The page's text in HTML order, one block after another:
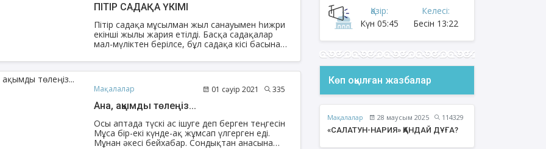
ПІТІР САДАҚА ҮКІМІ
Пітір садақа мұсылман жыл санауымен һижри
екінші жылы жария етілді. Басқа садақалар
мал-мүліктен берілсе, бұл садақа кісі басына
«(Садақа беріп) өзін тазартқан әрі
Раббысының есімін еске алып, намаз оқыған
сүресі, 14-15 аяттар).
Мақалалар 01 сәуір 2021 335
Ана, ақымды төлеңіз...
Осы аптада түскі ас ішуге деп берген теңгесін
Мұса бір-екі күнде-ақ жұмсап үлгерген еді.
Мұнан әкесі бейхабар. Сондықтан анасына
Қазір:
Күн 05:45
Келесі:
Бесін 13:22
Көп оқылған жазбалар
Мақалалар 28 маусым 2025
114329
«САЛАТУН-НАРИЯ» ҚАНДАЙ ДҰҒА?